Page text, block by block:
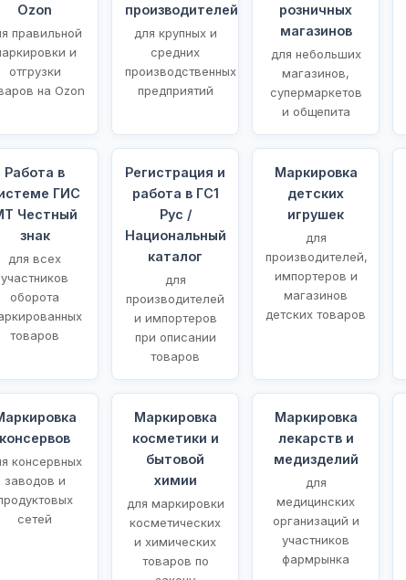
Ozon
правильной
и
отгрузки
на Ozon
производителей
для крупных и
средних
производственных
предприятий
розничных
магазинов
для небольших
магазинов,
супермаркетов
и общепита
Работа в
ГИС
Честный
знак
для всех
участников
оборота
товаров
Регистрация и
работа в ГС1
Рус /
Национальный
каталог
для
производителей
и импортеров
при описании
товаров
Маркировка
детских
игрушек
для
производителей,
импортеров и
магазинов
детских товаров
консервов
консервных
заводов и
сетей
Маркировка
косметики и
бытовой
химии
для маркировки
косметических
и химических
товаров по
Маркировка
лекарств и
медизделий
для
медицинских
организаций и
участников
фармрынка